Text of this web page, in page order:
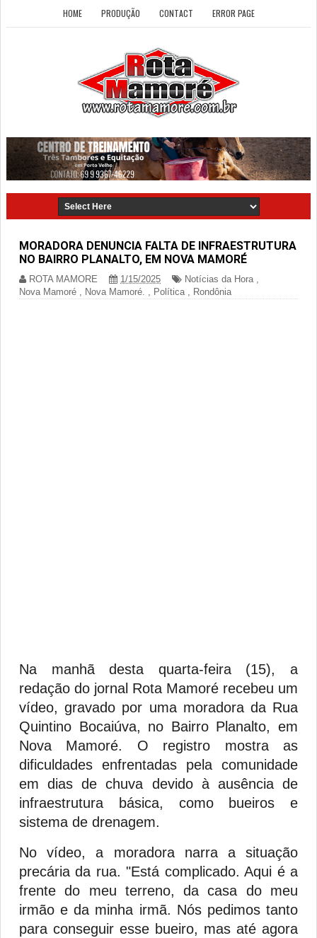
HOME PRODUÇÃO CONTACT ERROR PAGE
MORADORA DENUNCIA FALTA DE INFRAESTRUTURA
NO BAIRRO PLANALTO, EM NOVA MAMORÉ
ROTA MAMORE 1/15/2025 Notícias da Hora,
Nova Mamoré , Nova Mamoré. , Política, Rondônia
Na manhã desta quarta-feira (15), a
redação do jornal Rota Mamoré recebeu um
vídeo, gravado por uma moradora da Rua
Quintino Bocaiúva, no Bairro Planalto, em
Nova Mamoré. O registro mostra as
dificuldades enfrentadas pela comunidade
em dias de chuva devido à ausência de
infraestrutura básica, como bueiros e
sistema de drenagem.
No vídeo, a moradora narra a situação
precária da rua. "Está complicado. Aqui é a
frente do meu terreno, da casa do meu
irmão e da minha irmã. Nós pedimos tanto
para conseguir esse bueiro, mas até agora